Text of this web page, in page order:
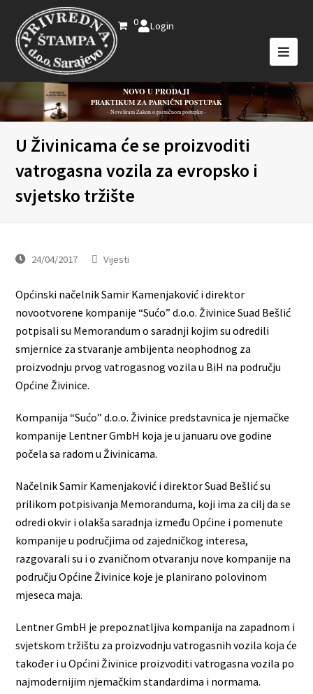
0 Login
NOVO U PRODAJI
PRAKTIKUM ZA PARNIČNI POSTUPAK
- Novelirani Zakon o parničnom postupku -
U Živinicama će se proizvoditi
vatrogasna vozila za evropsko i
svjetsko tržište
24/04/2017 Vijesti
Općinski načelnik Samir Kamenjaković i direktor
novootvorene kompanije “Sućo” d.o.o. Živinice Suad Bešlić
potpisali su Memorandum o saradnji kojim su odredili
smjernice za stvaranje ambijenta neophodnog za
proizvodnju prvog vatrogasnog vozila u BiH na području
Općine Živinice.
Kompanija “Sućo” d.o.o. Živinice predstavnica je njemačke
kompanije Lentner GmbH koja je u januaru ove godine
počela sa radom u Živinicama.
Načelnik Samir Kamenjaković i direktor Suad Bešlić su
prilikom potpisivanja Memoranduma, koji ima za cilj da se
odredi okvir i olakša saradnja između Općine i pomenute
kompanije u područjima od zajedničkog interesa,
razgovarali su i o zvaničnom otvaranju nove kompanije na
području Općine Živinice koje je planirano polovinom
mjeseca maja.
Lentner GmbH je prepoznatljiva kompanija na zapadnom i
svjetskom tržištu za proizvodnju vatrogasnih vozila koja će
također i u Općini Živinice proizvoditi vatrogasna vozila po
najmodernijim njemačkim standardima i normama.